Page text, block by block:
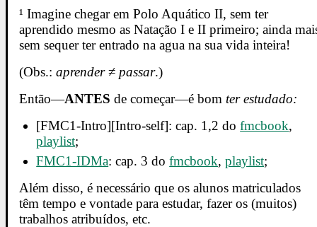
¹ Imagine chegar em Polo Aquático II, sem ter
aprendido mesmo as Natação I e II primeiro; ainda
sem sequer ter entrado na agua na sua vida inteira!
(Obs.:aprender≠ passar.)
Então—ANTES de começar—é bom ter estudado:
[FMC1-Intro][Intro-self]: cap. 1,2 dofmcbook,
playlist;
FMC1-IDMa: cap. 3 dofmcbook,playlist;
Além disso, é necessário que os alunos matriculados
têm tempo e vontade para estudar, fazer os (muitos)
trabalhos atribuídos, etc.